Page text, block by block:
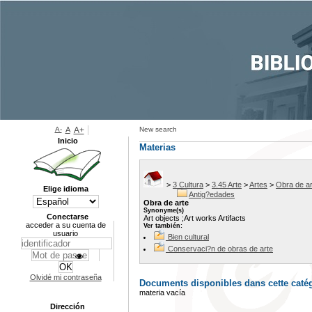
New search
Materias
> 3 Cultura > 3.45 Arte >Artes > Obra de
Antig?edades
Obra de arte
Synonyme(s)
Art objects ;Art works Artifacts
Ver también:
Bien cultural
Conservaci?n de obras de arte
Documents disponibles dans cette
materia vacía
A- A A+
Inicio
Elige idioma
Conectarse
acceder a su cuenta de
usuario
Olvidé mi contraseña
Dirección